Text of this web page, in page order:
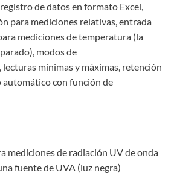
de datos en formato Excel,
para mediciones relativas, entrada
mediciones de temperatura (la
modos de
mínimas y máximas, retención
automático con función de
mediciones de radiación UV de onda
fuente de UVA (luz negra)